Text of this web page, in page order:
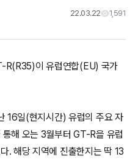
22.03.22 1,591
R(R35)이 유럽연합(EU) 국가
16일(현지시간) 유럽의 주요 자
해 오는 3월부터 GT-R을 유럽
. 해당 지역에 진출한지는 딱 13